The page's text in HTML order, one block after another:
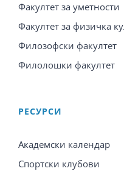
Факултет за уметности
Факултет за физичка
Филозофски факултет
Филолошки факултет
PЕСУРСИ
Академски календар
Спортски клубови